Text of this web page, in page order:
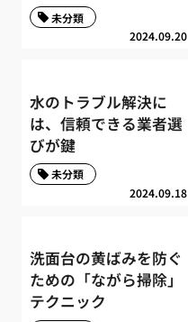
2024.09.20
未分類
水のトラブル解決に
は、信頼できる業者選
びが鍵
2024.09.18
未分類
洗面台の黄ばみを防ぐ
ための「ながら掃除」
テクニック